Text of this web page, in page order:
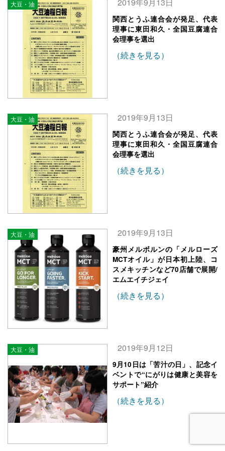
大豆・油
関西とうふ連合会が発足、代表
理事に東田和久・全国豆腐連合
会理事を選出
（続きを見る）
大豆・油 2019年9月13日
関西とうふ連合会が発足、代表
理事に東田和久・全国豆腐連合
会理事を選出
（続きを見る）
大豆・油 2019年9月13日
豪州メルボルンの「メルローズ
MCTオイル」が日本初上陸、コ
スメキッチンなど70店舗で展開/
エムエイチジェイ
（続きを見る）
大豆・油 2019年9月12日
9月10日は「苦汁の日」、記念イ
ベントで“にがりは健康と美容を
サポート”紹介
（続きを見る）